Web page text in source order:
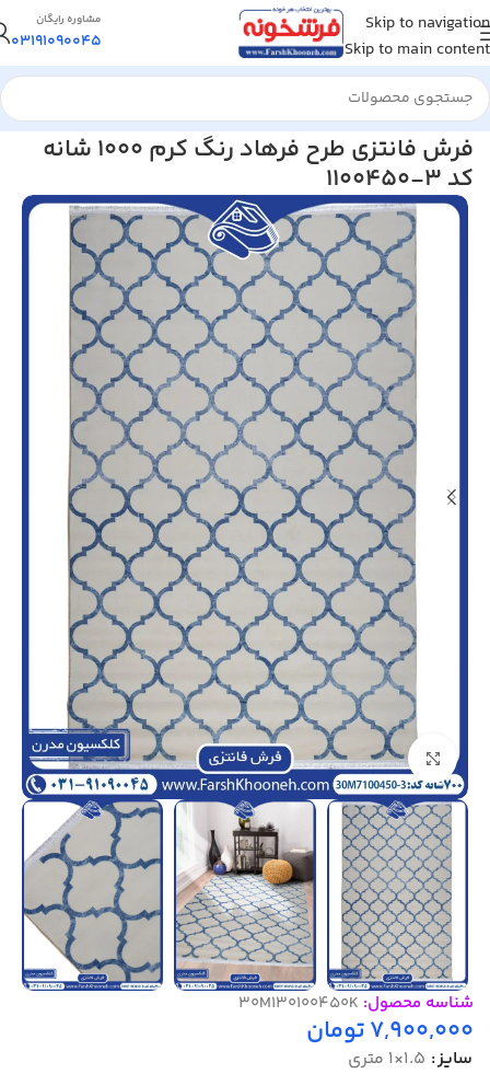
Skip to navigation
Skip to main content
مشاوره رایگان
03191090045
خانه/فرش مدرن و فانتزی
فرش فانتزی طرح فرهاد رنگ کرم 1000 شانه
کد 3-1100450
بزرگنمایی تصویر
شناسه محصول: 30M130100450K
7,900,000تومان
سایز 1.5×1 متری